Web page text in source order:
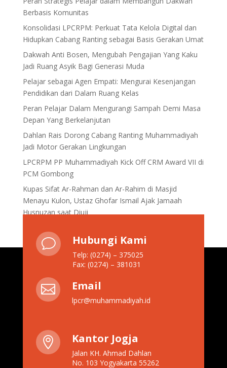
Berbasis Komunitas
Konsolidasi LPCRPM: Perkuat Tata Kelola Digital dan
Hidupkan Cabang Ranting sebagai Basis Gerakan Umat
Dakwah Anti Bosen, Mengubah Pengajian Yang Kaku
Jadi Ruang Asyik Bagi Generasi Muda
Pelajar sebagai Agen Empati: Mengurai Kesenjangan
Pendidikan dari Dalam Ruang Kelas
Peran Pelajar Dalam Mengurangi Sampah Demi Masa
Depan Yang Berkelanjutan
Dahlan Rais Dorong Cabang Ranting Muhammadiyah
Jadi Motor Gerakan Lingkungan
LPCRPM PP Muhammadiyah Kick Off CRM Award VII di
PCM Gombong
Kupas Sifat Ar-Rahman dan Ar-Rahim di Masjid
Menayu Kulon, Ustaz Ghofar Ismail Ajak Jamaah
Husnuzan saat Diuji
v Hubungi Kami
Telp: (0274) – 375025
Fax: (0274) – 381031
 Email
lpcr@muhammadiyah.id
 Kantor Jogja
Jalan KH. Ahmad Dahlan
No. 103 Yogyakarta 55262